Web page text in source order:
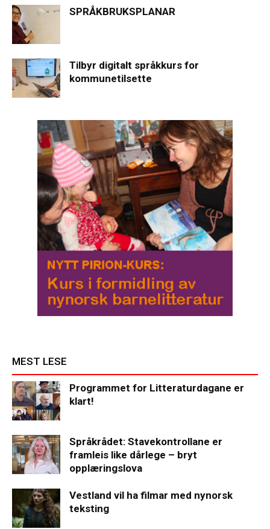
SPRÅKBRUKSPLANAR
Tilbyr digitalt språkkurs for
kommunetilsette
MEST LESE
Programmet for Litteraturdagane er
klart!
Språkrådet: Stavekontrollane er
framleis like dårlege – bryt
opplæringslova
Vestland vil ha filmar med nynorsk
teksting